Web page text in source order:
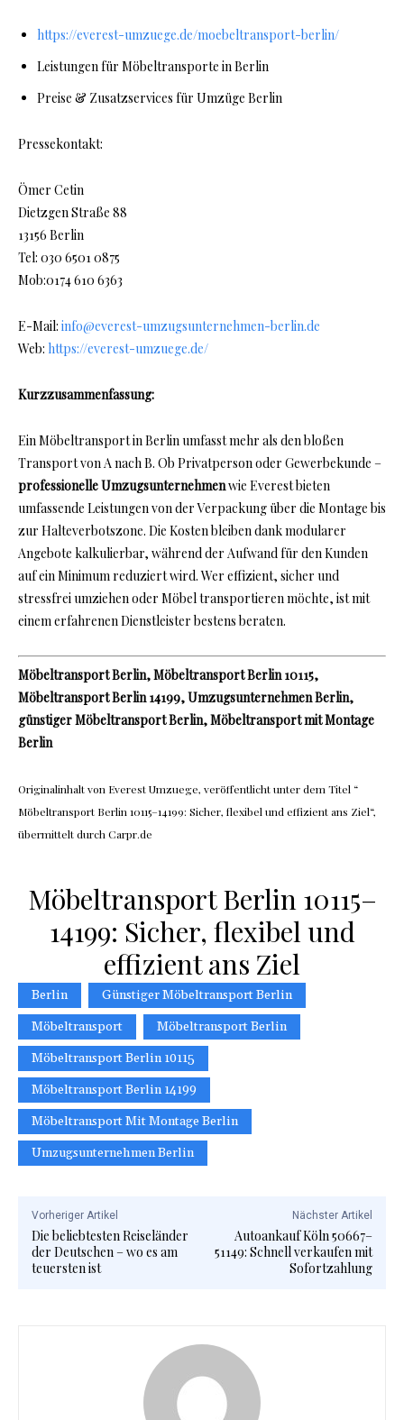
https://everest-umzuege.de/moebeltransport-berlin/
Leistungen für Möbeltransporte in Berlin
Preise & Zusatzservices für Umzüge Berlin
Pressekontakt:
Ömer Cetin
Dietzgen Straße 88
13156 Berlin
Tel: 030 6501 0875
Mob:0174 610 6363
E-Mail: info@everest-umzugsunternehmen-berlin.de
Web: https://everest-umzuege.de/
Kurzzusammenfassung:
Ein Möbeltransport in Berlin umfasst mehr als den bloßen
Transport von A nach B. Ob Privatperson oder Gewerbekunde –
professionelle Umzugsunternehmenwie Everest bieten
umfassende Leistungen von der Verpackung über die Montage bis
zur Halteverbotszone. Die Kosten bleiben dank modularer
Angebote kalkulierbar, während der Aufwand für den Kunden
auf ein Minimum reduziert wird. Wer effizient, sicher und
stressfrei umziehen oder Möbel transportieren möchte, ist mit
einem erfahrenen Dienstleister bestens beraten.
Möbeltransport Berlin, Möbeltransport Berlin 10115,
Möbeltransport Berlin 14199, Umzugsunternehmen Berlin,
günstiger Möbeltransport Berlin, Möbeltransport mit Montage
Berlin
Originalinhalt von Everest Umzuege, veröffentlicht unter dem Titel “
Möbeltransport Berlin 10115–14199: Sicher, flexibel und effizient ans Ziel“,
übermittelt durch Carpr.de
Möbeltransport Berlin 10115–
14199: Sicher, flexibel und
effizient ans Ziel
Berlin
Günstiger Möbeltransport Berlin
Möbeltransport
Möbeltransport Berlin
Möbeltransport Berlin 10115
Möbeltransport Berlin 14199
Möbeltransport Mit Montage Berlin
Umzugsunternehmen Berlin
Vorheriger Artikel
Die beliebtesten Reiseländer
der Deutschen – wo es am
teuersten ist
Nächster Artikel
Autoankauf Köln 50667–
51149: Schnell verkaufen mit
Sofortzahlung